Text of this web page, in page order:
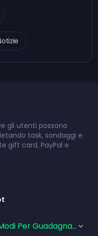
gli utenti possono
task, sondaggi e
gift card, PayPal e
Per Guadagnare